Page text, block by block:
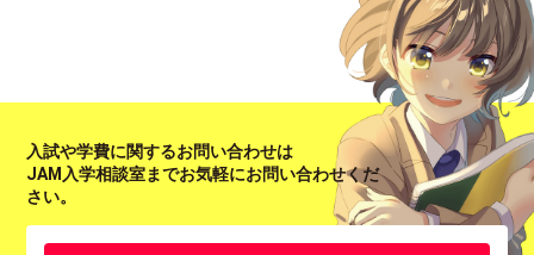
入試や学費に関するお問い合わせは
JAM入学相談室までお気軽にお問い合わせくだ
さい。